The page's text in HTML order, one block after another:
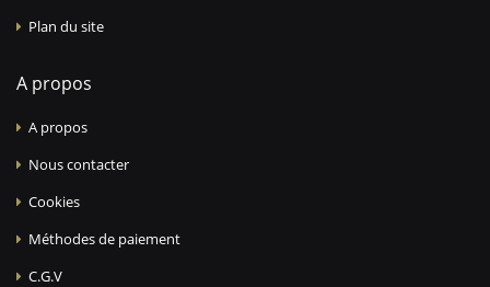
Plan du site
A propos
A propos
Nous contacter
Cookies
Méthodes de paiement
C.G.V